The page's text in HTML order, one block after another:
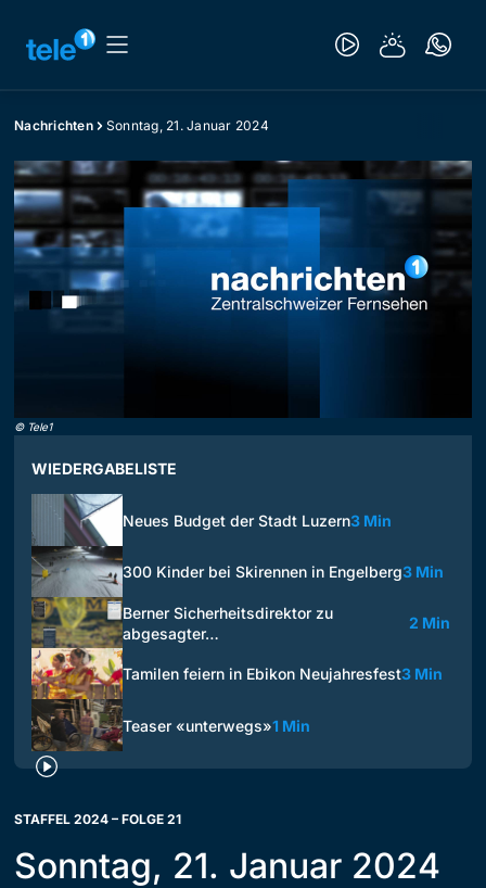
Nachrichten Sonntag, 21. Januar 2024
© Tele1
WIEDERGABELISTE
Neues Budget der Stadt Luzern3 Min
300 Kinder bei Skirennen in Engelberg3 Min
Berner Sicherheitsdirektor zu
abgesagter…
2 Min
Tamilen feiern in Ebikon Neujahresfest3 Min
Teaser «unterwegs»1 Min
STAFFEL 2024 – FOLGE 21
Sonntag, 21. Januar 2024